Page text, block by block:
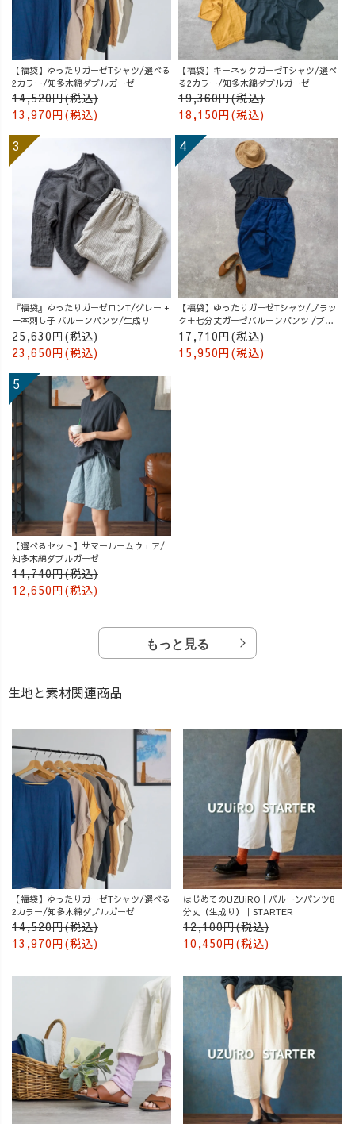
【福袋】ゆったりガーゼTシャツ/選べる
2カラー/知多木綿ダブルガーゼ
14,520円(税込)
13,970円(税込)
【福袋】キーネックガーゼTシャツ/選べ
る2カラー/知多木綿ダブルガーゼ
19,360円(税込)
18,150円(税込)
『福袋』ゆったりガーゼロンT/グレー +
一本刺し子 バルーンパンツ/生成り
25,630円(税込)
23,650円(税込)
【福袋】ゆったりガーゼTシャツ/ブラッ
ク＋七分丈ガーゼバルーンパンツ /ブル
ー
17,710円(税込)
15,950円(税込)
【選べるセット】サマールームウェア/
知多木綿ダブルガーゼ
14,740円(税込)
12,650円(税込)
もっと見る
生地と素材関連商品
【福袋】ゆったりガーゼTシャツ/選べる
2カラー/知多木綿ダブルガーゼ
14,520円(税込)
13,970円(税込)
はじめてのUZUiRO｜バルーンパンツ8
分丈（生成り）｜STARTER
12,100円(税込)
10,450円(税込)